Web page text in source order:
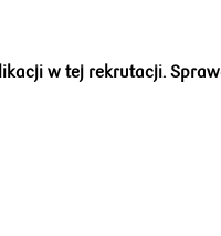
w tej rekrutacji.